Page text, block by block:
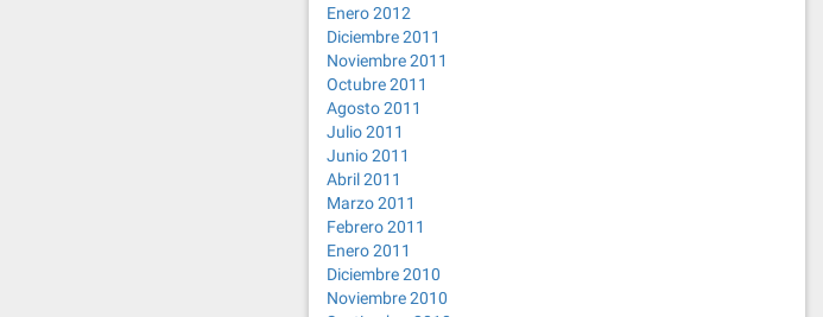
Enero 2012
Diciembre 2011
Noviembre 2011
Octubre 2011
Agosto 2011
Julio 2011
Junio 2011
Abril 2011
Marzo 2011
Febrero 2011
Enero 2011
Diciembre 2010
Noviembre 2010